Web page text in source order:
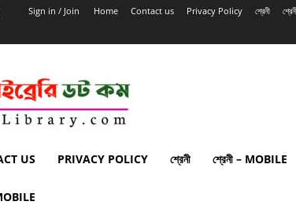
Sign in / Join Home Contact us Privacy Policy শ্রেনী
US PRIVACY POLICY শ্রেনী শ্রেনী – MOBILE